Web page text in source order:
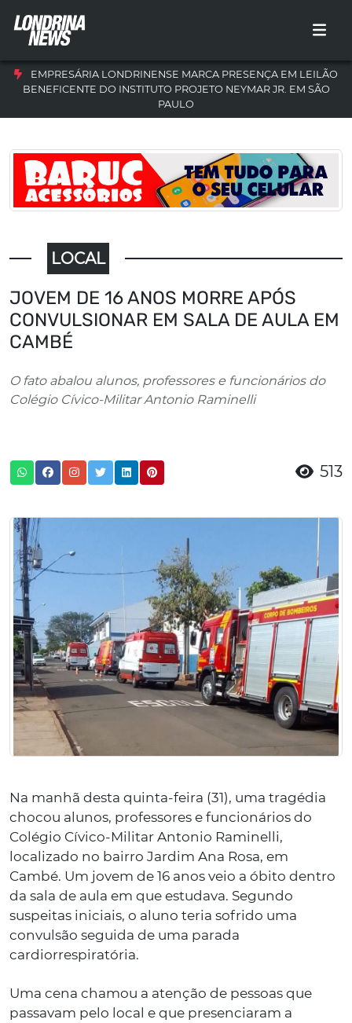
EMPRESÁRIA LONDRINENSE MARCA PRESENÇA EM LEILÃO
BENEFICENTE DO INSTITUTO PROJETO NEYMAR JR. EM SÃO
PAULO
LOCAL
JOVEM DE 16 ANOS MORRE APÓS
CONVULSIONAR EM SALA DE AULA EM
CAMBÉ
O fato abalou alunos, professores e funcionários do
Colégio Cívico-Militar Antonio Raminelli
513
Na manhã desta quinta-feira (31), uma tragédia
chocou alunos, professores e funcionários do
Colégio Cívico-Militar Antonio Raminelli,
localizado no bairro Jardim Ana Rosa, em
Cambé. Um jovem de 16 anos veio a óbito dentro
da sala de aula em que estudava. Segundo
suspeitas iniciais, o aluno teria sofrido uma
convulsão seguida de uma parada
cardiorrespiratória.
Uma cena chamou a atenção de pessoas que
passavam pelo local e que presenciaram a